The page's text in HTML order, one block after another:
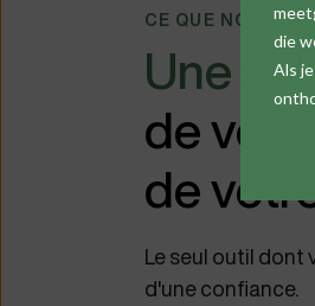
die
Als
CE QUE NOUS
Une
de vos
de
Le seul outil dont
d'une confiance.